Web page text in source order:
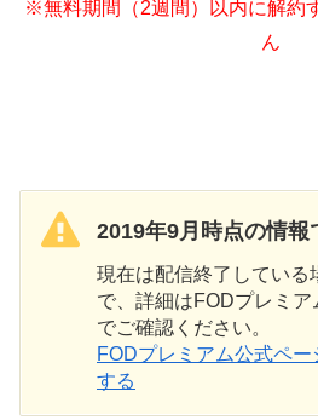
※無料期間（2週間）以内に解約
ん
2019年9月時点の情報
現在は配信終了している
で、詳細はFODプレミ
でご確認ください。
FODプレミアム公式ペ
する